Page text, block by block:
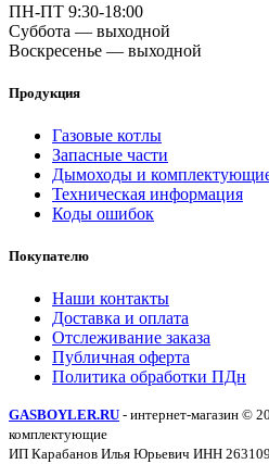
ПН-ПТ 9:30-18:00
Суббота — выходной
Воскресенье — выходной
Продукция
Газовые котлы
Запасные части
Дымоходы и
Техническая информация
Коды ошибок
Покупателю
Наши контакты
Доставка и оплата
Отслеживание заказа
Публичная оферта
Политика обработки ПДн
GASBOYLER.RU - интернет-магазин ©
комплектующие
ИП Карабанов Илья Юрьевич ИНН